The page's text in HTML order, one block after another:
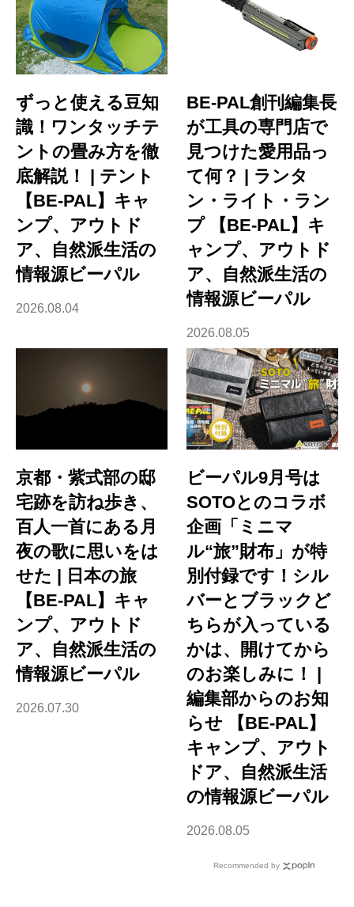
ずっと使える豆知
識！ワンタッチテ
ントの畳み方を徹
底解説！ | テント
【BE-PAL】キャ
ンプ、アウトド
ア、自然派生活の
情報源ビーパル
2026.08.04
BE-PAL創刊編集長
が工具の専門店で
見つけた愛用品っ
て何？ | ランタ
ン・ライト・ラン
プ 【BE-PAL】キ
ャンプ、アウトド
ア、自然派生活の
情報源ビーパル
2026.08.05
京都・紫式部の邸
宅跡を訪ね歩き、
百人一首にある月
夜の歌に思いをは
せた | 日本の旅
【BE-PAL】キャ
ンプ、アウトド
ア、自然派生活の
情報源ビーパル
2026.07.30
ビーパル9月号は
SOTOとのコラボ
企画「ミニマ
ル“旅”財布」が特
別付録です！シル
バーとブラックど
ちらが入っている
かは、開けてから
のお楽しみに！ |
編集部からのお知
らせ 【BE-PAL】
キャンプ、アウト
ドア、自然派生活
の情報源ビーパル
2026.08.05
Recommended by